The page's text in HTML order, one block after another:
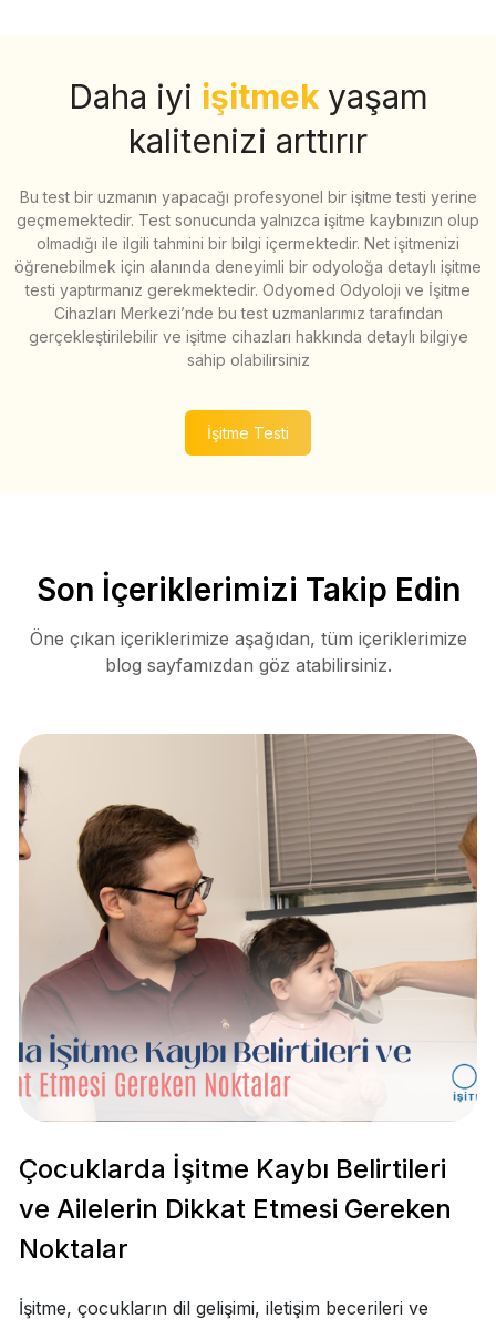
Daha iyi işitmek yaşam
kalitenizi arttırır
Bu test bir uzmanın yapacağı profesyonel bir işitme testi yerine
geçmemektedir. Test sonucunda yalnızca işitme kaybınızın olup
olmadığı ile ilgili tahmini bir bilgi içermektedir. Net işitmenizi
öğrenebilmek için alanında deneyimli bir odyoloğa detaylı işitme
testi yaptırmanız gerekmektedir. Odyomed Odyoloji ve İşitme
Cihazları Merkezi’nde bu test uzmanlarımız tarafından
gerçekleştirilebilir ve işitme cihazları hakkında detaylı bilgiye
sahip olabilirsiniz
İşitme Testi
Son İçeriklerimizi Takip Edin
Öne çıkan içeriklerimize aşağıdan, tüm içeriklerimize
blog sayfamızdan göz atabilirsiniz.
Çocuklarda İşitme Kaybı Belirtileri
ve Ailelerin Dikkat Etmesi Gereken
Noktalar
İşitme, çocukların dil gelişimi, iletişim becerileri ve